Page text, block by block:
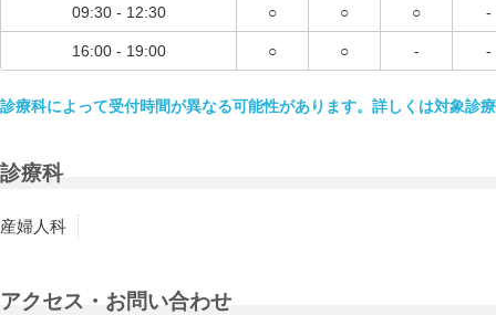
09:30 - 12:30 ○ ○ ○ -
16:00 - 19:00 ○ ○ - -
診療科によって受付時間が異なる可能性があります。詳しくは対象診
診療科
産婦人科
アクセス・お問い合わせ